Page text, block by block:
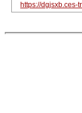
https://dgjsxb.ces-